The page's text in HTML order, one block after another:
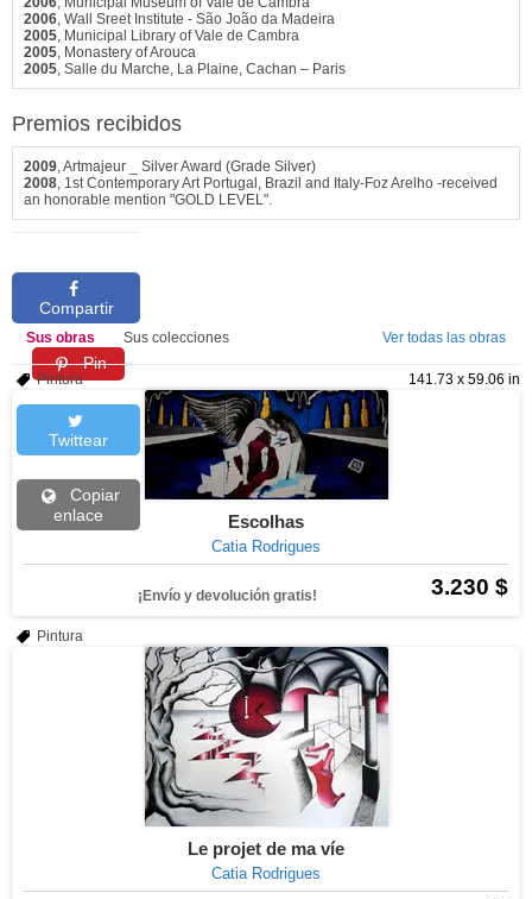
2006, Wall Sreet Institute - São João da Madeira
2005, Municipal Library of Vale de Cambra
2005, Monastery of Arouca
2005, Salle du Marche, La Plaine, Cachan – Paris
Premios recibidos
2009, Artmajeur _ Silver Award (Grade Silver)
2008, 1st Contemporary Art Portugal, Brazil and Italy-Foz Arelho -received
an honorable mention "GOLD LEVEL".
Compartir
Pin
Twittear
Copiar
enlace
Sus obras Sus colecciones Ver todas las obras
141.73 x 59.06 in
Pintura
Escolhas
Catia Rodrigues
3.230 $
¡Envío y devolución gratis!
Pintura
Le projet de ma víe
Catia Rodrigues